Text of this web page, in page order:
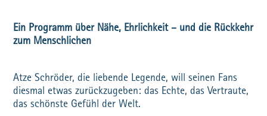
Ein Programm über Nähe, Ehrlichkeit – und die Rückkehr
zum Menschlichen
Atze Schröder, die liebende Legende, will seinen Fans
diesmal etwas zurückzugeben: das Echte, das Vertraute,
das schönste Gefühl der Welt.